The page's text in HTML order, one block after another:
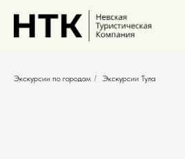
Экскурсии по городам / Экскурсии Тула